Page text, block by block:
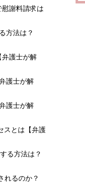
謝料請求は
方法は？
弁護士が解
護士が解
護士が解
スとは【弁護
る方法は？
れるのか？